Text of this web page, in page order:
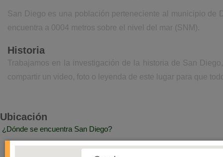
San Diego es una población perteneciente al municipio de
encuentra a 0004 metros sobre el nivel del mar (SNM).
Historia
Trabajamos en la investigación de la historia de San
compartir un video, foto o leyenda de este lugar para que
Ubicación
¿Dónde se encuentra San Diego?